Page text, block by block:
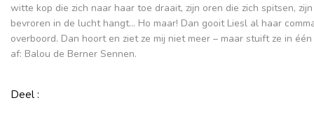
witte kop die zich naar haar toe draait, zijn oren die zich spitsen,
bevroren in de lucht hangt… Ho maar! Dan gooit Liesl al haar
overboord. Dan hoort en ziet ze mij niet meer – maar stuift ze in
af: Balou de Berner Sennen.
Deel :